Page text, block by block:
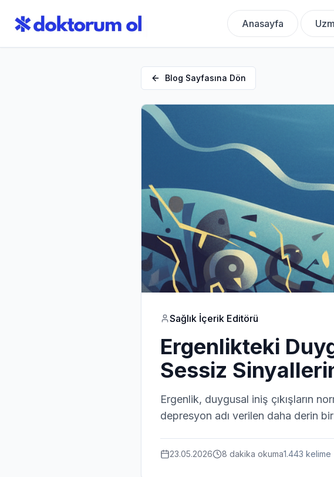
Anasayfa
Blog Sayfasına Dön
Sağlık İçerik Editörü
Ergenlikteki
Sessiz
Ergenlik, duygusal iniş çıkışların
depresyon adı verilen daha derin
23.05.2026 8 dakika okuma1.443 kelime